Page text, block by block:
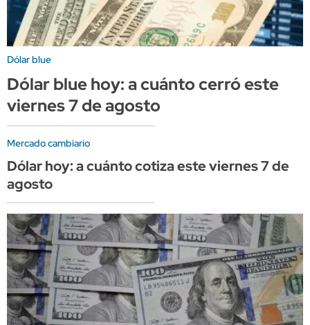
Dólar blue
Dólar blue hoy: a cuánto cerró este
viernes 7 de agosto
Mercado cambiario
Dólar hoy: a cuánto cotiza este viernes 7 de
agosto